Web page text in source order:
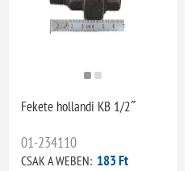
Fekete hollandi KB 1/2˝
01-234110
CSAK A WEBEN: 183 Ft